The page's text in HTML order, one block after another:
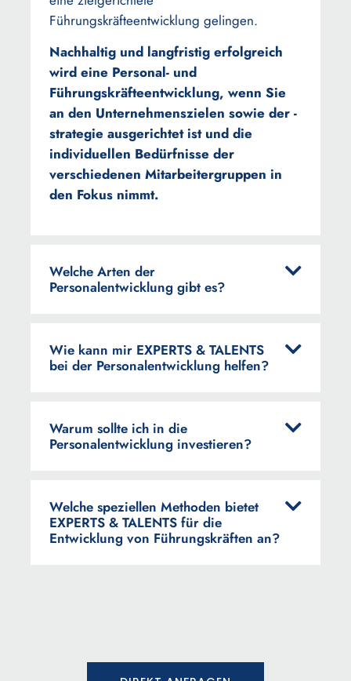
Führungskräfteentwicklung gelingen.
Nachhaltig und langfristig erfolgreich
wird eine Personal- und
Führungskräfteentwicklung, wenn Sie
an den Unternehmenszielen sowie der -
strategie ausgerichtet ist und die
individuellen Bedürfnisse der
verschiedenen Mitarbeitergruppen in
den Fokus nimmt.
Welche Arten der
Personalentwicklung gibt es?
Wie kann mir EXPERTS & TALENTS
bei der Personalentwicklung helfen?
Warum sollte ich in die
Personalentwicklung investieren?
Welche speziellen Methoden bietet
EXPERTS & TALENTS für die
Entwicklung von Führungskräften an?